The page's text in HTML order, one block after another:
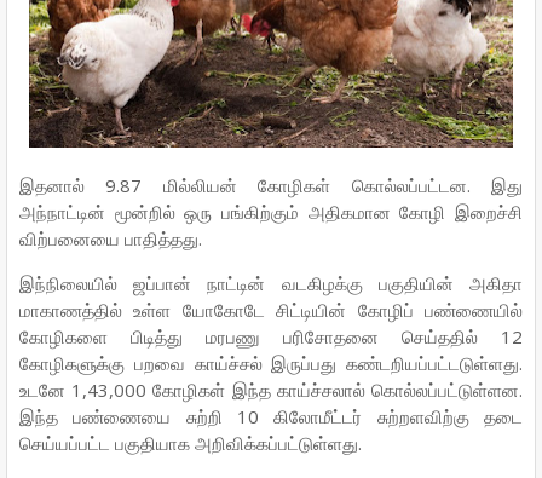
இதனால் 9.87 மில்லியன் கோழிகள் கொல்லப்பட்டன. இது
அந்நாட்டின் மூன்றில் ஒரு பங்கிற்கும் அதிகமான கோழி இறைச்சி
விற்பனையை பாதித்தது.
இந்நிலையில் ஜப்பான் நாட்டின் வடகிழக்கு பகுதியின் அகிதா
மாகாணத்தில் உள்ள யோகோடே சிட்டியின் கோழிப் பண்ணையில்
கோழிகளை பிடித்து மரபணு பரிசோதனை செய்ததில் 12
கோழிகளுக்கு பறவை காய்ச்சல் இருப்பது கண்டறியப்பட்டடுள்ளது.
உடனே 1,43,000 கோழிகள் இந்த காய்ச்சலால் கொல்லப்பட்டுள்ளன.
இந்த பண்ணையை சுற்றி 10 கிலோமீட்டர் சுற்றளவிற்கு தடை
செய்யப்பட்ட பகுதியாக அறிவிக்கப்பட்டுள்ளது.